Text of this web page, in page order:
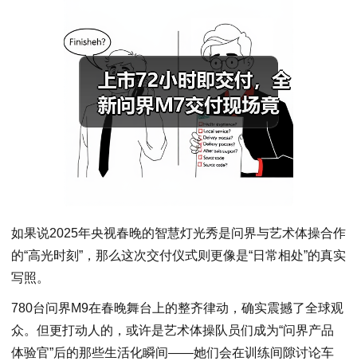
如果说2025年央视春晚的智慧灯光秀是问界与艺术体操合作
的“高光时刻”，那么这次交付仪式则更像是“日常相处”的真实
写照。
780台问界M9在春晚舞台上的整齐律动，确实震撼了全球观
众。但更打动人的，或许是艺术体操队员们成为“问界产品
体验官”后的那些生活化瞬间——她们会在训练间隙讨论车